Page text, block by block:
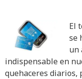
El
se
un
indispensable en
quehaceres diarios,